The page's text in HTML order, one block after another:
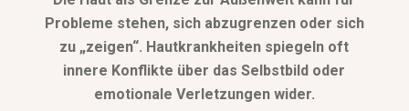
Probleme stehen, sich abzugrenzen oder sich
zu „zeigen“. Hautkrankheiten spiegeln oft
innere Konflikte über das Selbstbild oder
emotionale Verletzungen wider.